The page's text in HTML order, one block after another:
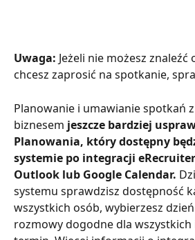
Uwaga: Jeżeli nie możesz znaleźć
chcesz zaprosić na spotkanie,
Planowanie i umawianie spotkań
biznesem jeszcze bardziej
Planowania, który dostępny
systemie po integracji
Outlook lub Google Calendar.
systemu sprawdzisz dostępność
wszystkich osób, wybierzesz
rozmowy dogodne dla wszystkich